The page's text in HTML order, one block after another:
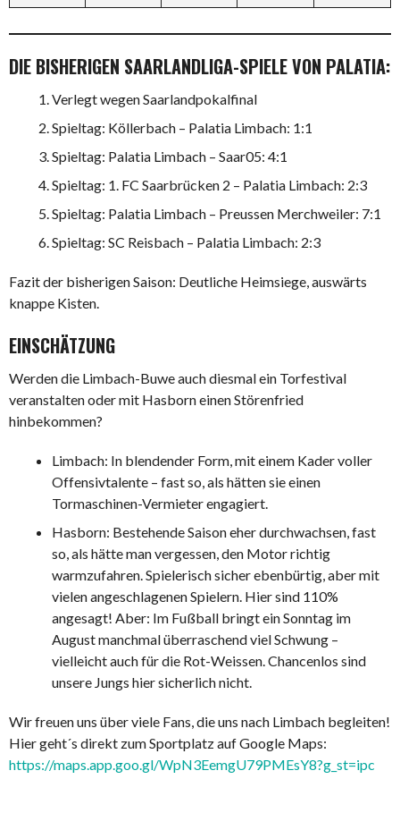
DIE BISHERIGEN SAARLANDLIGA-SPIELE VON PALATIA:
Verlegt wegen Saarlandpokalfinal
Spieltag: Köllerbach – Palatia Limbach: 1:1
Spieltag: Palatia Limbach – Saar05: 4:1
Spieltag: 1. FC Saarbrücken 2 – Palatia Limbach: 2:3
Spieltag: Palatia Limbach – Preussen Merchweiler: 7:1
Spieltag: SC Reisbach – Palatia Limbach: 2:3
Fazit der bisherigen Saison: Deutliche Heimsiege, auswärts
knappe Kisten.
EINSCHÄTZUNG
Werden die Limbach-Buwe auch diesmal ein Torfestival
veranstalten oder mit Hasborn einen Störenfried
hinbekommen?
Limbach: In blendender Form, mit einem Kader voller
Offensivtalente – fast so, als hätten sie einen
Tormaschinen-Vermieter engagiert.
Hasborn: Bestehende Saison eher durchwachsen, fast
so, als hätte man vergessen, den Motor richtig
warmzufahren. Spielerisch sicher ebenbürtig, aber mit
vielen angeschlagenen Spielern. Hier sind 110%
angesagt! Aber: Im Fußball bringt ein Sonntag im
August manchmal überraschend viel Schwung –
vielleicht auch für die Rot-Weissen. Chancenlos sind
unsere Jungs hier sicherlich nicht.
Wir freuen uns über viele Fans, die uns nach Limbach begleiten!
Hier geht´s direkt zum Sportplatz auf Google Maps:
https://maps.app.goo.gl/WpN3EemgU79PMEsY8?g_st=ipc